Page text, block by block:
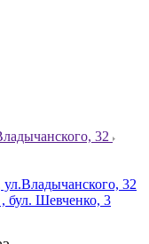
32
ул.Владычанского, 32
бул. Шевченко, 3